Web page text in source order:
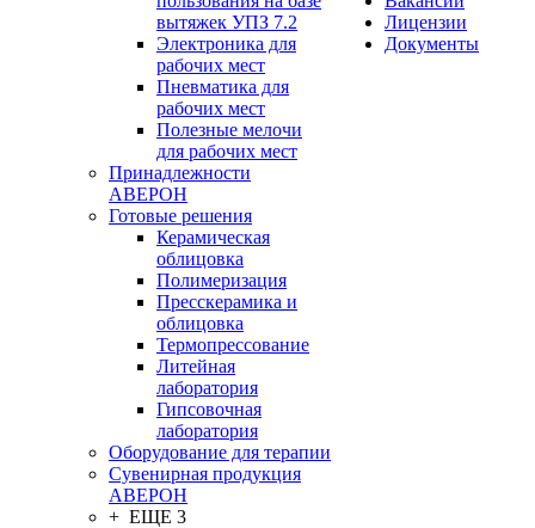
вытяжек УПЗ 7.2
Электроника для
рабочих мест
Пневматика для
рабочих мест
Полезные мелочи
для рабочих мест
Принадлежности
АВЕРОН
Готовые решения
Керамическая
облицовка
Полимеризация
Пресскерамика и
облицовка
Термопрессование
Литейная
лаборатория
Гипсовочная
лаборатория
Оборудование для терапии
Сувенирная продукция
АВЕРОН
+ ЕЩЕ 3
Лицензии
Документы